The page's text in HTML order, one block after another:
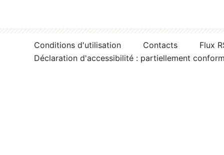
Conditions d'utilisation Contacts
Flux
Déclaration d'accessibilité : partiellement